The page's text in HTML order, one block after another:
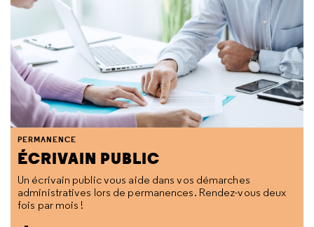
ÉCRIVAIN PUBLIC
PERMANENCE
Un écrivain public vous aide dans vos démarches
administratives lors de permanences. Rendez-vous deux
fois par mois !